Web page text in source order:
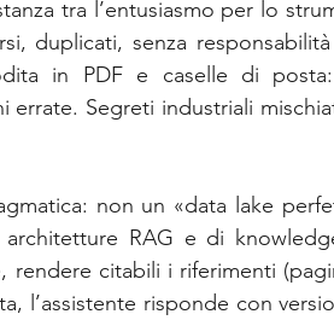
tra l’entusiasmo per lo
duplicati, senza
in PDF e caselle di
errate. Segreti industriali
non un «data lake
RAG e di
rendere citabili i riferimenti
l’assistente risponde con